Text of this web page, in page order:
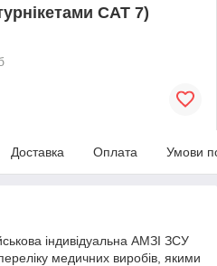
CAT 7)
Доставка Оплата Умови
індивідуальна АМЗІ ЗСУ
медичних виробів, якими